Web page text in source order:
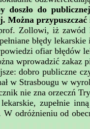
doszło do
Można
Zollowi, iż zawód
błędy
ofiar błędów
wprowadzić zakaz
dobro publiczne
w Strasbougu w
nie zna orzeczń
zupełnie
W odróżnieniu od